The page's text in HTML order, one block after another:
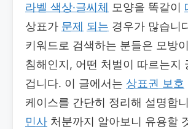
라벨 색상·글씨체 모양을 똑같이
상표가 문제 되는 경우가 많습니
키워드로 검색하는 분들은 모방이
침해인지, 어떤 처벌이 따르는지
겁니다. 이 글에서는 상표권 보호
케이스를 간단히 정리해 설명합
민사 처분까지 알아보니 유용할